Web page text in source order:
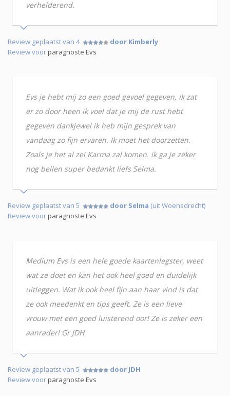
verhelderend.
Review geplaatst van 4
door Kimberly
Review voorparagnoste Evs
Evs je hebt mij zo een goed gevoel gegeven, ik zat
er zo door heen ik voel dat je mij de rust hebt
gegeven dankjewel ik heb mijn gesprek van
vandaag zo fijn ervaren. Ik moet het doorzetten.
Zoals je het al zei Karma zal komen. ik ga je zeker
nog bellen super bedankt liefs Selma.
Review geplaatst van 5 door Selma (uit Woensdrecht)
Review voorparagnoste Evs
Medium Evs is een hele goede kaartenlegster, weet
wat ze doet en kan het ook heel goed en duidelijk
uitleggen. Wat ik ook heel fijn aan haar vind is dat
ze ook meedenkt en tips geeft. Ze is een lieve
vrouw met een goed luisterend oor! Ze is zeker een
aanrader! Gr JDH
Review geplaatst van 5
door JDH
Review voorparagnoste Evs